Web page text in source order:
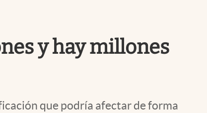
y hay millones
que podría afectar de forma